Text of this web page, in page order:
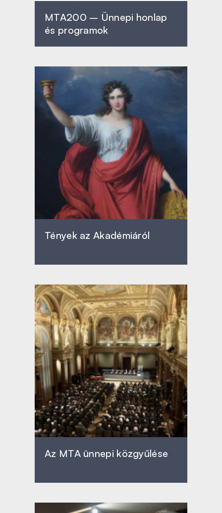
MTA200 – Ünnepi honlap
és programok
Tények az Akadémiáról
Az MTA ünnepi közgyűlése